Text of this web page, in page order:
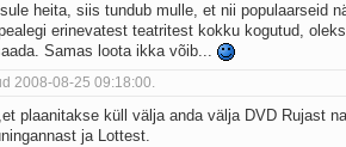
heita, siis tundub mulle, et nii populaarseid
erinevatest teatritest kokku kogutud,
Samas loota ikka võib...
2008-08-25 09:18:00.
plaanitakse küll välja anda välja DVD Rujast
ja Lottest.